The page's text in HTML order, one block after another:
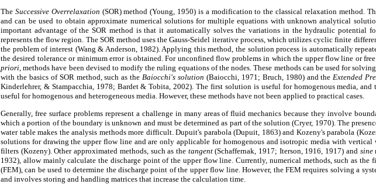
The Successive Overrelaxation (SOR) method (Young, 1950) is a modification to the classical relaxation method.
and can be used to obtain approximate numerical solutions for multiple equations with unknown analytical
important advantage of the SOR method is that it automatically solves the variations in the hydraulic potential
represents the flow region. The SOR method uses the Gauss-Seidel iterative process, which utilizes cyclic finite
the problem of interest (Wang & Anderson, 1982). Applying this method, the solution process is automatically
the desired tolerance or minimum error is obtained. For unconfined flow problems in which the upper flow line or
priori, methods have been devised to modify the ruling equations of the nodes. These methods can be used for
with the basics of SOR method, such as theBaiocchi's solution (Baiocchi, 1971; Bruch, 1980) and theExtended
Kinderlehrer, & Stampacchia, 1978; Bardet & Tobita, 2002). The first solution is useful for homogenous media, and
useful for homogenous and heterogeneous media. However, these methods have not been applied to practical cases.
Generally, free surface problems represent a challenge in many areas of fluid mechanics because they involve
which a portion of the boundary is unknown and must be determined as part of the solution (Cryer, 1970). The
water table makes the analysis methods more difficult. Dupuit's parabola (Dupuit, 1863) and Kozeny's parabola
solutions for drawing the upper flow line and are only applicable for homogenous and isotropic media with
filters (Kozeny). Other approximated methods, such as the tangent(Schaffernak, 1917; Iterson, 1916, 1917) and sine
1932), allow mainly calculate the discharge point of the upper flow line. Currently, numerical methods, such as the
(FEM), can be used to determine the discharge point of the upper flow line. However, the FEM requires solving a
and involves storing and handling matrices that increase the calculation time.